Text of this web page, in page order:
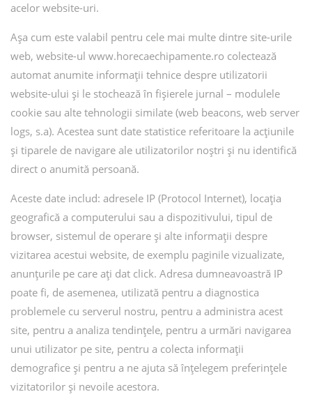
acelor website-uri.
Așa cum este valabil pentru cele mai multe dintre site-urile
web, website-ul www.horecaechipamente.ro colectează
automat anumite informații tehnice despre utilizatorii
website-ului și le stochează în fișierele jurnal – modulele
cookie sau alte tehnologii similate (web beacons, web server
logs, s.a). Acestea sunt date statistice referitoare la acțiunile
și tiparele de navigare ale utilizatorilor noștri și nu identifică
direct o anumită persoană.
Aceste date includ: adresele IP (Protocol Internet), locația
geografică a computerului sau a dispozitivului, tipul de
browser, sistemul de operare și alte informații despre
vizitarea acestui website, de exemplu paginile vizualizate,
anunțurile pe care ați dat click. Adresa dumneavoastră IP
poate fi, de asemenea, utilizată pentru a diagnostica
problemele cu serverul nostru, pentru a administra acest
site, pentru a analiza tendințele, pentru a urmări navigarea
unui utilizator pe site, pentru a colecta informații
demografice și pentru a ne ajuta să înțelegem preferințele
vizitatorilor și nevoile acestora.